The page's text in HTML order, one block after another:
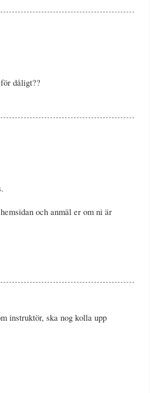
dåligt??
och anmäl er om ni är
instruktör, ska nog kolla upp